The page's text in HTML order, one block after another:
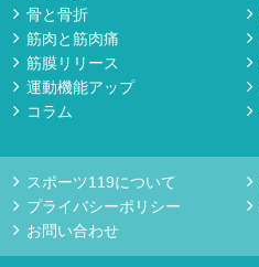
骨と骨折
筋肉と筋肉痛
筋膜リリース
運動機能アップ
コラム
スポーツ119について
プライバシーポリシー
お問い合わせ